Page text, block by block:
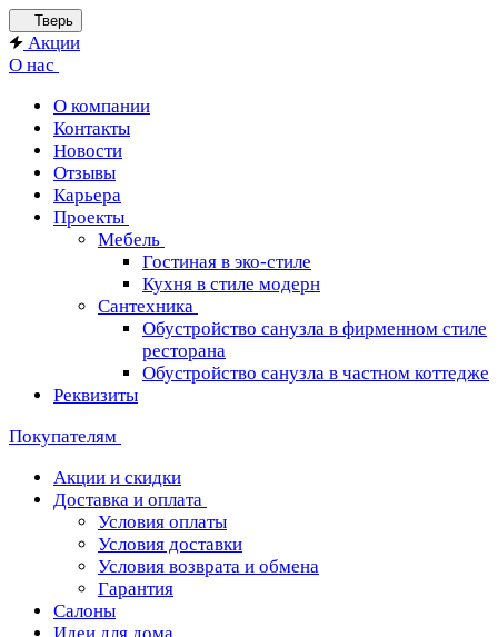
Тверь
Акции
О нас
О компании
Контакты
Новости
Отзывы
Карьера
Проекты
Мебель
Гостиная в эко-стиле
Кухня в стиле модерн
Сантехника
Обустройство санузла в фирменном стиле
ресторана
Обустройство санузла в частном коттедже
Реквизиты
Покупателям
Акции и скидки
Доставка и оплата
Условия оплаты
Условия доставки
Условия возврата и обмена
Гарантия
Салоны